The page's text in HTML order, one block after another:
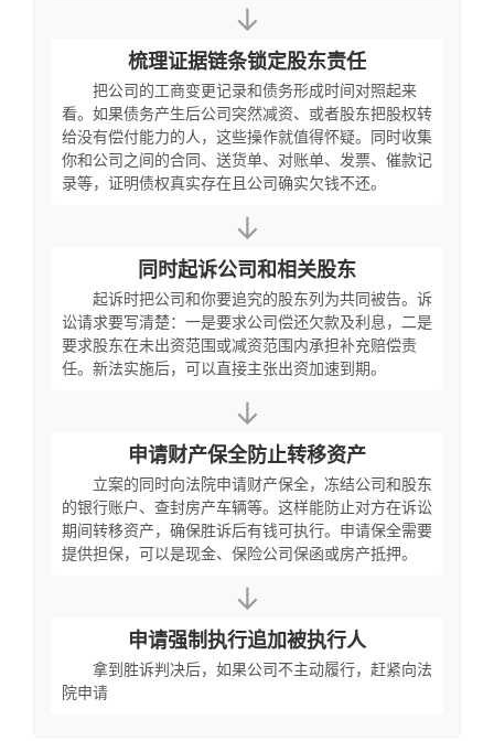
↓
梳理证据链条锁定股东责任
把公司的工商变更记录和债务形成时间对照起来
看。如果债务产生后公司突然减资、或者股东把股权转
给没有偿付能力的人，这些操作就值得怀疑。同时收集
你和公司之间的合同、送货单、对账单、发票、催款记
录等，证明债权真实存在且公司确实欠钱不还。
↓
同时起诉公司和相关股东
起诉时把公司和你要追究的股东列为共同被告。诉
讼请求要写清楚：一是要求公司偿还欠款及利息，二是
要求股东在未出资范围或减资范围内承担补充赔偿责
任。新法实施后，可以直接主张出资加速到期。
↓
申请财产保全防止转移资产
立案的同时向法院申请财产保全，冻结公司和股东
的银行账户、查封房产车辆等。这样能防止对方在诉讼
期间转移资产，确保胜诉后有钱可执行。申请保全需要
提供担保，可以是现金、保险公司保函或房产抵押。
↓
申请强制执行追加被执行人
拿到胜诉判决后，如果公司不主动履行，赶紧向法
院申请